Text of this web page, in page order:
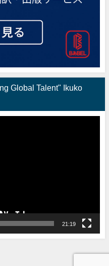
Global Talent" Ikuko
21:19